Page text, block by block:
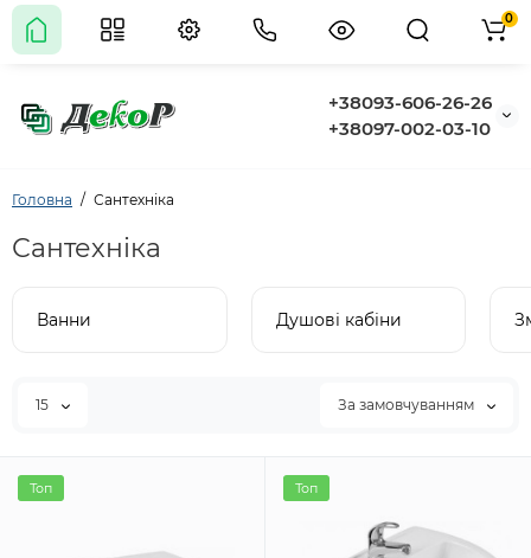
+38093-606-26-26
+38097-002-03-10
0
Головна Сантехніка
Сантехніка
Ванни Душові кабіни
15 За замовчуванням
Топ Топ